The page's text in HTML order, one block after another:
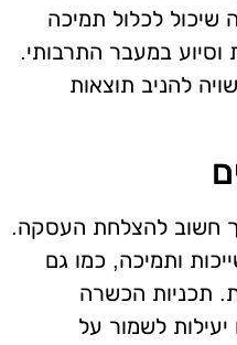
שיכול לכלול תמיכה
וסיוע במעבר התרבותי.
להניב תוצאות
חשוב להצלחת העסקה.
ותמיכה, כמו גם
תכניות הכשרה
יעילות לשמור על